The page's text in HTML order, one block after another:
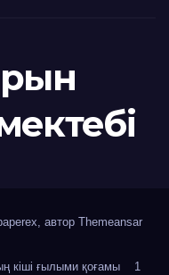
автор Themeansar
кіші ғылыми қоғамы 1